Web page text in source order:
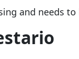
and needs